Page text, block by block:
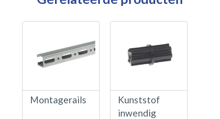
Montagerails
Kunststof
inwendig